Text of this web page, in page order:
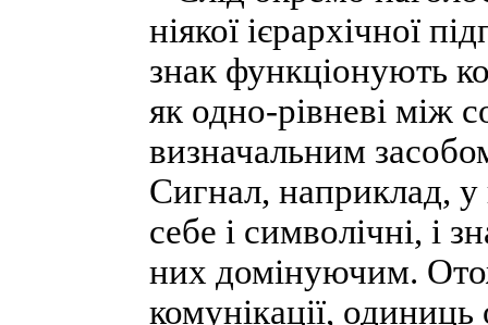
ніякої ієрархічної
знак функціонують
як одно-рівневі між
визначальним
Сигнал, наприклад,
себе і символічні, і
них домінуючим.
комунікації,